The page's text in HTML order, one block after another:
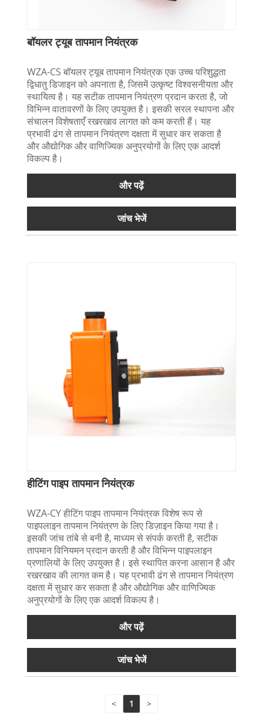
बॉयलर ट्यूब तापमान नियंत्रक
WZA-CS बॉयलर ट्यूब तापमान नियंत्रक एक उच्च परिशुद्धता
द्विधातु डिजाइन को अपनाता है, जिसमें उत्कृष्ट विश्वसनीयता और
स्थायित्व है। यह सटीक तापमान नियंत्रण प्रदान करता है, जो
विभिन्न वातावरणों के लिए उपयुक्त है। इसकी सरल स्थापना और
संचालन विशेषताएँ रखरखाव लागत को कम करती हैं। यह
प्रभावी ढंग से तापमान नियंत्रण दक्षता में सुधार कर सकता है
और औद्योगिक और वाणिज्यिक अनुप्रयोगों के लिए एक आदर्श
विकल्प है।
और पढ़ें
जांच भेजें
हीटिंग पाइप तापमान नियंत्रक
WZA-CY हीटिंग पाइप तापमान नियंत्रक विशेष रूप से
पाइपलाइन तापमान नियंत्रण के लिए डिज़ाइन किया गया है।
इसकी जांच तांबे से बनी है, माध्यम से संपर्क करती है, सटीक
तापमान विनियमन प्रदान करती है और विभिन्न पाइपलाइन
प्रणालियों के लिए उपयुक्त है। इसे स्थापित करना आसान है और
रखरखाव की लागत कम है। यह प्रभावी ढंग से तापमान नियंत्रण
दक्षता में सुधार कर सकता है और औद्योगिक और वाणिज्यिक
अनुप्रयोगों के लिए एक आदर्श विकल्प है।
और पढ़ें
जांच भेजें
< 1 >